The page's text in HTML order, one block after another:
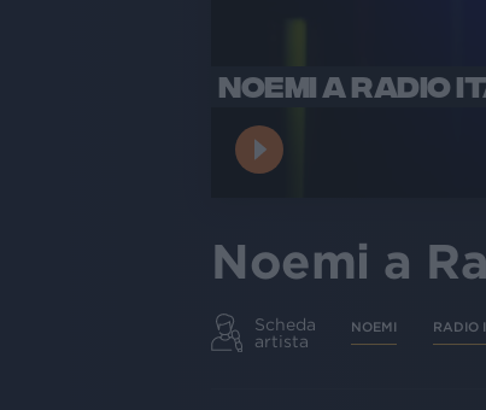
NOEMI A RADIO
Noemi a
Scheda
artista
NOEMI RADIO